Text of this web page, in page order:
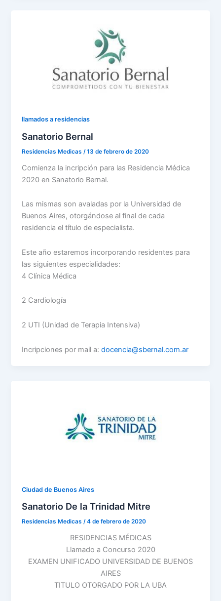
llamados a residencias
Sanatorio Bernal
Residencias Medicas/13 de febrero de 2020
Comienza la incripción para las Residencia Médica
2020 en Sanatorio Bernal.
Las mismas son avaladas por la Universidad de
Buenos Aires, otorgándose al final de cada
residencia el título de especialista.
Este año estaremos incorporando residentes para
las siguientes especialidades:
4 Clínica Médica
2 Cardiología
2 UTI (Unidad de Terapia Intensiva)
Incripciones por mail a:docencia@sbernal.com.ar
Ciudad de Buenos Aires
Sanatorio De la Trinidad Mitre
Residencias Medicas/4 de febrero de 2020
RESIDENCIAS MÉDICAS
Llamado a Concurso 2020
EXAMEN UNIFICADO UNIVERSIDAD DE BUENOS
AIRES
TITULO OTORGADO POR LA UBA